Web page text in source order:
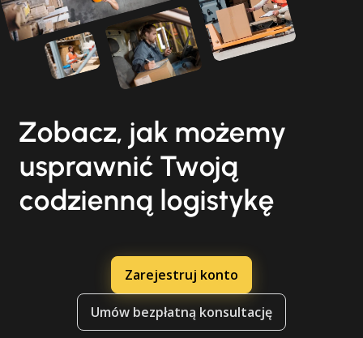
Zobacz, jak możemy
usprawnić Twoją
codzienną logistykę
Zarejestruj konto
Umów bezpłatną konsultację